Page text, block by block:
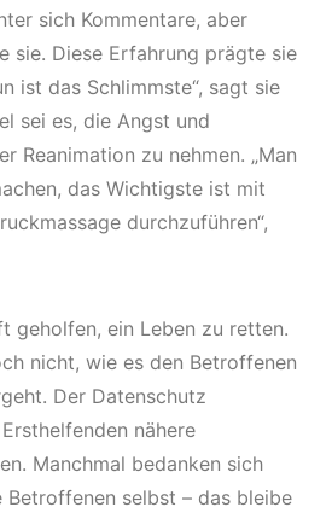
sich Kommentare, aber
sie. Diese Erfahrung prägte sie
ist das Schlimmste“, sagt sie
sei es, die Angst und
Reanimation zu nehmen. „Man
das Wichtigste ist mit
durchzuführen“,
geholfen, ein Leben zu retten.
nicht, wie es den Betroffenen
Der Datenschutz
nähere
Manchmal bedanken sich
selbst – das bleibe